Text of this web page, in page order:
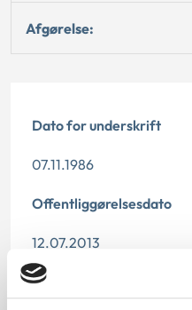
Afgørelse:
Dato for underskrift
07.11.1986
Offentliggørelsesdato
12.07.2013
Paragraf